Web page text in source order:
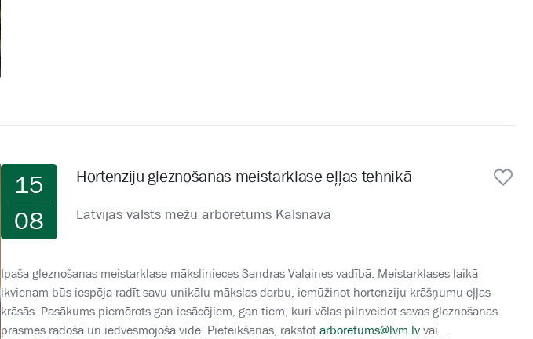
15
08
Hortenziju gleznošanas meistarklase eļļas tehnikā
Latvijas valsts mežu arborētums Kalsnavā
Īpaša gleznošanas meistarklase mākslinieces Sandras Valaines vadībā. Meistarklases laikā
ikvienam būs iespēja radīt savu unikālu mākslas darbu, iemūžinot hortenziju krāšņumu eļļas
krāsās. Pasākums piemērots gan iesācējiem, gan tiem, kuri vēlas pilnveidot savas gleznošanas
prasmes radošā un iedvesmojošā vidē. Pieteikšanās, rakstotarboretums@lvm.lvvai...